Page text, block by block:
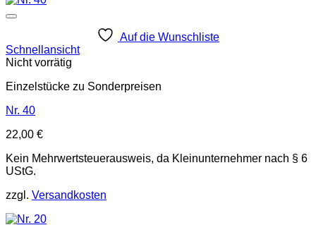
Auf die Wunschliste
Schnellansicht
Nicht vorrätig
Einzelstücke zu Sonderpreisen
Nr. 40
22,00 €
Kein Mehrwertsteuerausweis, da Kleinunternehmer nach § 6
UStG.
zzgl. Versandkosten